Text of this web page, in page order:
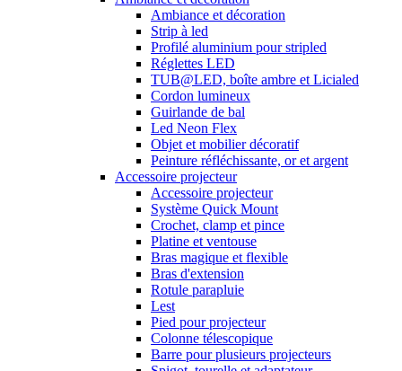
Ambiance et décoration
Strip à led
Profilé aluminium pour stripled
Réglettes LED
TUB@LED, boîte ambre et Licialed
Cordon lumineux
Guirlande de bal
Led Neon Flex
Objet et mobilier décoratif
Peinture réfléchissante, or et argent
Accessoire projecteur
Accessoire projecteur
Système Quick Mount
Crochet, clamp et pince
Platine et ventouse
Bras magique et flexible
Bras d'extension
Rotule parapluie
Lest
Pied pour projecteur
Colonne télescopique
Barre pour plusieurs projecteurs